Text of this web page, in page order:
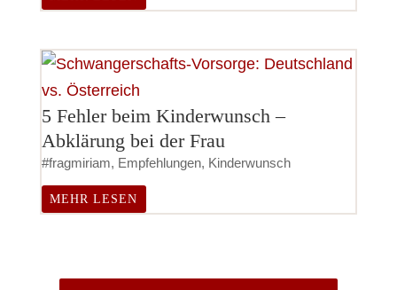
5 Fehler beim Kinderwunsch –
Abklärung bei der Frau
#fragmiriam, Empfehlungen, Kinderwunsch
MEHR LESEN